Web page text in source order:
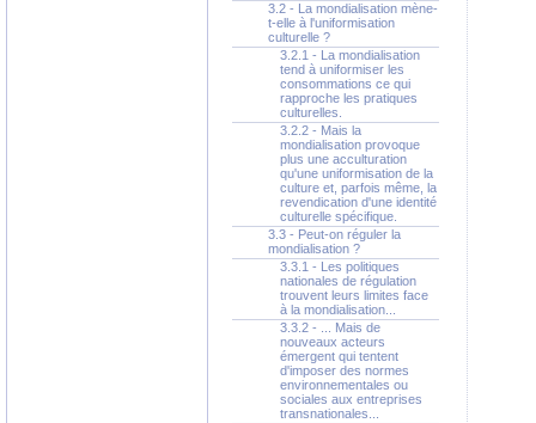
3.2 - La mondialisation mène-
t-elle à l'uniformisation
culturelle ?
3.2.1 - La mondialisation
tend à uniformiser les
consommations ce qui
rapproche les pratiques
culturelles.
3.2.2 - Mais la
mondialisation provoque
plus une acculturation
qu'une uniformisation de la
culture et, parfois même, la
revendication d'une identité
culturelle spécifique.
3.3 - Peut-on réguler la
mondialisation ?
3.3.1 - Les politiques
nationales de régulation
trouvent leurs limites face
à la mondialisation...
3.3.2 - ... Mais de
nouveaux acteurs
émergent qui tentent
d'imposer des normes
environnementales ou
sociales aux entreprises
transnationales...